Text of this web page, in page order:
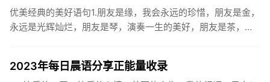
优美经典的美好语句1.朋友是缘，我会永远的珍惜，朋友是金，
永远是光辉灿烂，朋友是琴，演奏一生的美好，朋友是茶，品
2023年每日晨语分享正能量收录